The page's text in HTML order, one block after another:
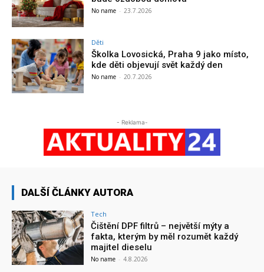
No name - 23.7.2026
Děti
Školka Lovosická, Praha 9 jako místo,
kde děti objevují svět každý den
No name - 20.7.2026
- Reklama-
DALŠÍ ČLÁNKY AUTORA
Tech
Čištění DPF filtrů – největší mýty a
fakta, kterým by měl rozumět každý
majitel dieselu
No name - 4.8.2026